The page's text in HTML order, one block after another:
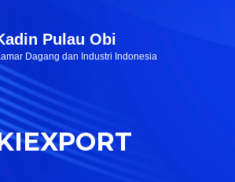
Pulau Obi
Dagang dan Industri Indonesia